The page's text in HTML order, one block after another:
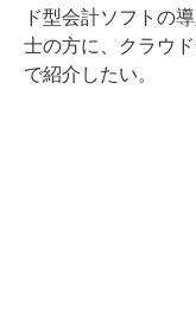
ド型会計ソフトの
士の方に、クラウ
で紹介したい。